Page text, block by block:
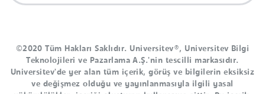
©2020 Tüm Hakları Saklıdır. Universitev®, Universitev Bilgi
Teknolojileri ve Pazarlama A.Ş.'nin tescilli markasıdır.
Universitev'de yer alan tüm içerik, görüş ve bilgilerin eksiksiz
ve değişmez olduğu ve yayınlanmasıyla ilgili yasal